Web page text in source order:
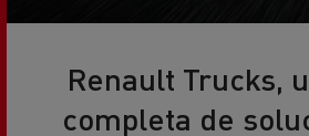
Renault Trucks,
completa de